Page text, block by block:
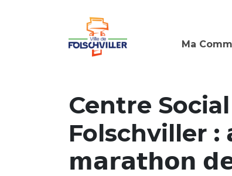
Ma
Centre Social
Folschviller :
𝗺𝗮𝗿𝗮𝘁𝗵𝗼𝗻 𝗱𝗲